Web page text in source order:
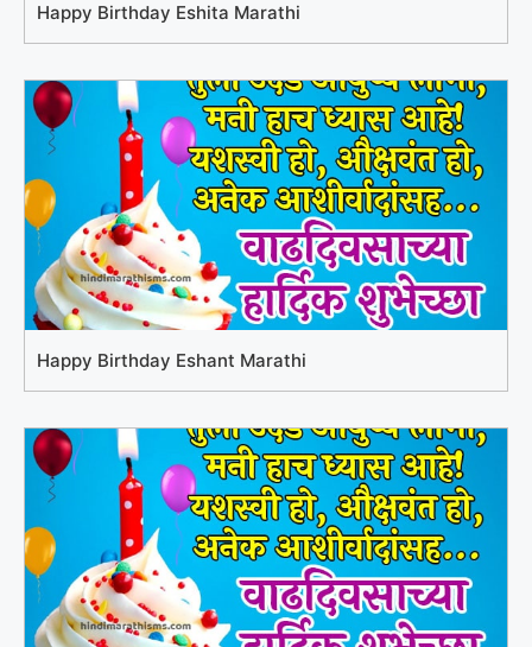
Happy Birthday Eshita Marathi
Happy Birthday Eshant Marathi